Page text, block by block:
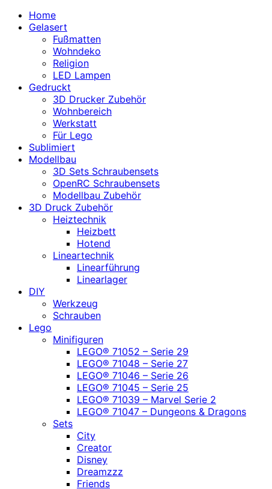
Home
Gelasert
Fußmatten
Wohndeko
Religion
LED Lampen
Gedruckt
3D Drucker Zubehör
Wohnbereich
Werkstatt
Für Lego
Sublimiert
Modellbau
3D Sets Schraubensets
OpenRC Schraubensets
Modellbau Zubehör
3D Druck Zubehör
Heiztechnik
Heizbett
Hotend
Lineartechnik
Linearführung
Linearlager
DIY
Werkzeug
Schrauben
Lego
Minifiguren
LEGO® 71052 – Serie 29
LEGO® 71048 – Serie 27
LEGO® 71046 – Serie 26
LEGO® 71045 – Serie 25
LEGO® 71039 – Marvel Serie 2
LEGO® 71047 – Dungeons & Dragons
Sets
City
Creator
Disney
Dreamzzz
Friends